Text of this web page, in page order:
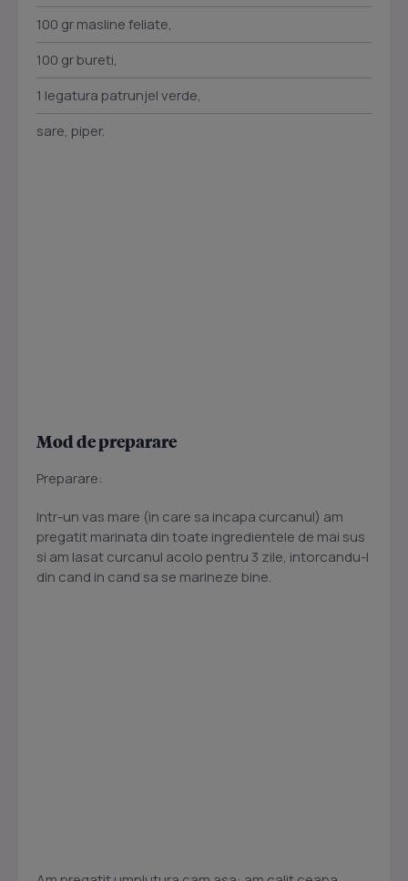
100 gr masline feliate,
100 gr bureti,
1 legatura patrunjel verde,
sare, piper.
Mod de preparare
Preparare:
Intr-un vas mare (in care sa incapa curcanul) am
pregatit marinata din toate ingredientele de mai sus
si am lasat curcanul acolo pentru 3 zile, intorcandu-l
din cand in cand sa se marineze bine.